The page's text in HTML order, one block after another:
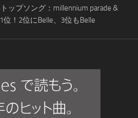
ップソング：millennium parade &
位！2位にBelle、3位もBelle